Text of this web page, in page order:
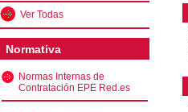
Ver Todas
Normativa
Normas Internas de
Contratación EPE Red.es